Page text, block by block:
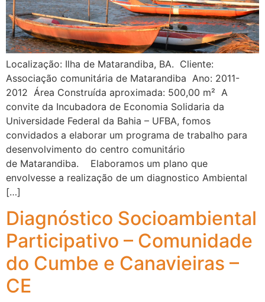
Localização: Ilha de Matarandiba, BA. Cliente:
Associação comunitária de Matarandiba Ano: 2011-
2012 Área Construída aproximada: 500,00 m² A
convite da Incubadora de Economia Solidaria da
Universidade Federal da Bahia – UFBA, fomos
convidados a elaborar um programa de trabalho para
desenvolvimento do centro comunitário
de Matarandiba. Elaboramos um plano que
envolvesse a realização de um diagnostico Ambiental
[…]
Diagnóstico Socioambiental
Participativo – Comunidade
do Cumbe e Canavieiras –
CE